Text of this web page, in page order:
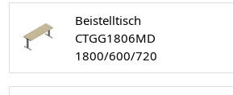
Beistelltisch
CTGG1806MD
1800/600/720